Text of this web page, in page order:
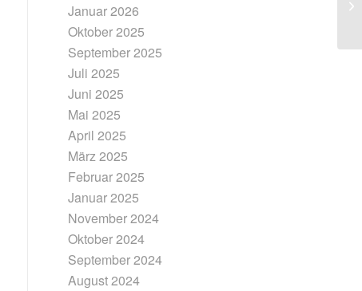
Januar 2026
Oktober 2025
September 2025
Juli 2025
Juni 2025
Mai 2025
April 2025
März 2025
Februar 2025
Januar 2025
November 2024
Oktober 2024
September 2024
August 2024